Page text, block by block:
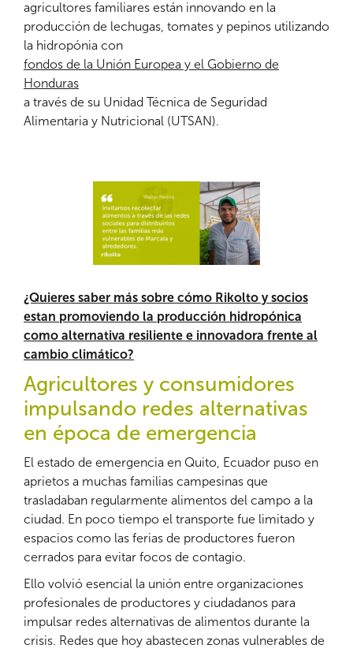
agricultores familiares están innovando en la
producción de lechugas, tomates y pepinos utilizando
la hidropónia con
fondos de la Unión Europea y el Gobierno de
Honduras
a través de su Unidad Técnica de Seguridad
Alimentaria y Nutricional (UTSAN).
¿Quieres saber más sobre cómo Rikolto y socios
estan promoviendo la producción hidropónica
como alternativa resiliente e innovadora frente al
cambio climático?
Agricultores y consumidores
impulsando redes alternativas
en época de emergencia
El estado de emergencia en Quito, Ecuador puso en
aprietos a muchas familias campesinas que
trasladaban regularmente alimentos del campo a la
ciudad. En poco tiempo el transporte fue limitado y
espacios como las ferias de productores fueron
cerrados para evitar focos de contagio.
Ello volvió esencial la unión entre organizaciones
profesionales de productores y ciudadanos para
impulsar redes alternativas de alimentos durante la
crisis. Redes que hoy abastecen zonas vulnerables de